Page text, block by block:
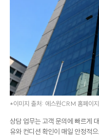
상담 업무는 고객 문의에 빠르게